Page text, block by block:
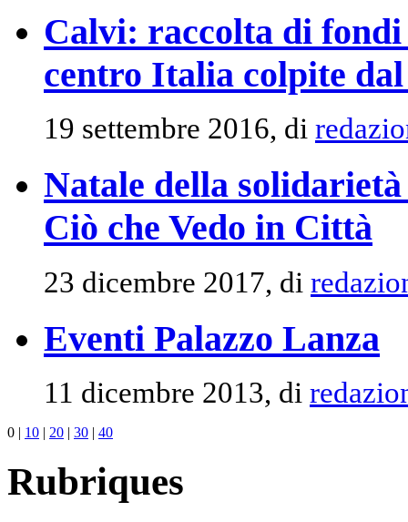
Calvi: raccolta di
centro Italia colpite
19 settembre 2016, di
Natale della
Ciò che Vedo in Città
23 dicembre 2017, di
Eventi Palazzo Lanza
11 dicembre 2013, di
0 | 10 | 20 | 30 | 40
Rubriques